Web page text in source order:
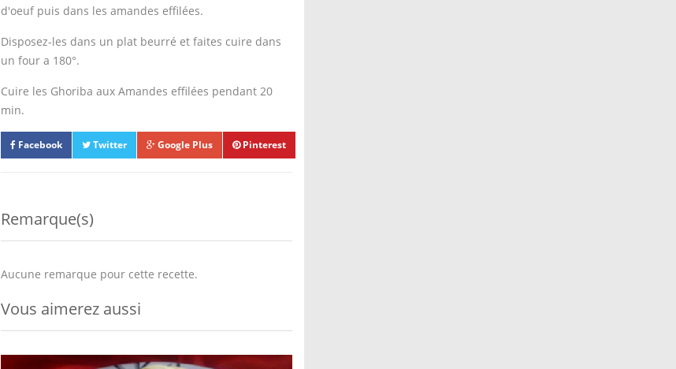
d'oeuf puis dans les amandes effilées.
Disposez-les dans un plat beurré et faites cuire dans
un four a 180°.
Cuire les Ghoriba aux Amandes effilées pendant 20
min.
Facebook Twitter Google Plus Pinterest
Remarque(s)
Aucune remarque pour cette recette.
Vous aimerez aussi